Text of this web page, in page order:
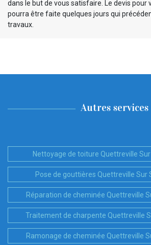
dans le but de vous satisfaire. Le devis pour
pourra être faite quelques jours qui
travaux.
Autres services
Nettoyage de toiture Quettreville
Pose de gouttières Quettreville Sur
Réparation de cheminée Quettreville
Traitement de charpente Quettreville
Ramonage de cheminée Quettreville